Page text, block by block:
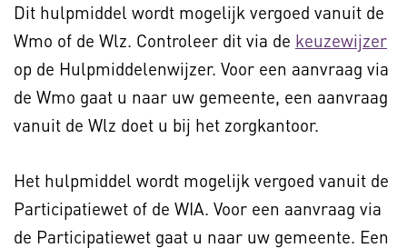
Dit hulpmiddel wordt mogelijk vergoed vanuit de
Wmo of de Wlz. Controleer dit via de keuzewijzer
op de Hulpmiddelenwijzer. Voor een aanvraag via
de Wmo gaat u naar uw gemeente, een aanvraag
vanuit de Wlz doet u bij het zorgkantoor.
Het hulpmiddel wordt mogelijk vergoed vanuit de
Participatiewet of de WIA. Voor een aanvraag via
de Participatiewet gaat u naar uw gemeente. Een